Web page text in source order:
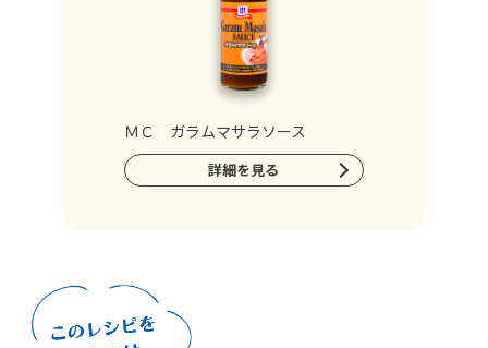
ＭＣ ガラムマサラソース
詳細を見る